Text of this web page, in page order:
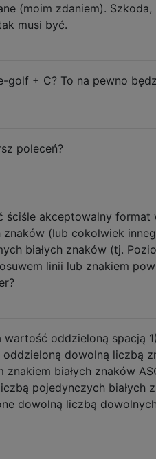
(moim zdaniem).
musi być.
golf + C? To na pewno
poleceń?
ściśle akceptowalny format
znaków (lub cokolwiek
białych znaków (tj.
linii lub znakiem
oddzieloną spacją
dowolną liczbą
białych znaków
pojedynczych białych
dowolną liczbą